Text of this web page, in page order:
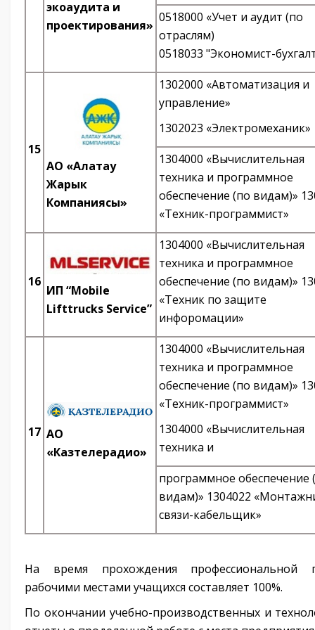
экоаудита и
проектирования»
0518000 «Учет и аудит (по
отраслям)
0518033 "Экономист-
15
АО «Алатау
Жарык
Компаниясы»
1302000 «Автоматизация и
управление»
1302023 «Электромеханик»
1304000 «Вычислительная
техника и программное
обеспечение (по видам)»
«Техник-программист»
16
ИП “Mobile
Lifttrucks Service”
1304000 «Вычислительная
техника и программное
обеспечение (по видам)»
«Техник по защите
инфоромации»
17 АО
«Казтелерадио»
1304000 «Вычислительная
техника и программное
обеспечение (по видам)»
«Техник-программист»
1304000 «Вычислительная
техника и
программное обеспечение
видам)» 1304022
связи-кабельщик»
На время прохождения профессиональной
рабочими местами учащихся составляет 100%.
По окончании учебно-производственных и